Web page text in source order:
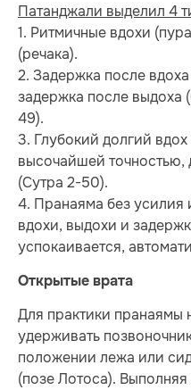
Патанджали выделил 4
1. Ритмичные вдохи
(речака).
2. Задержка после
задержка после выдоха
49).
3. Глубокий долгий
высочайшей точностью,
(Сутра 2-50).
4. Пранаяма без усилия
вдохи, выдохи и
успокаивается,
Открытые врата
Для практики пранаямы
удерживать
положении лежа или
(позе Лотоса).